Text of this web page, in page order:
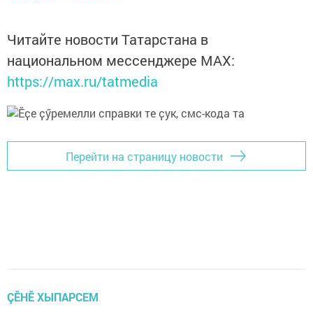
Читайте новости Татарстана в
национальном мессенджере MАХ:
https://max.ru/tatmedia
Перейти на страницу новости
ÇӖНӖ ХЫПАРСЕМ